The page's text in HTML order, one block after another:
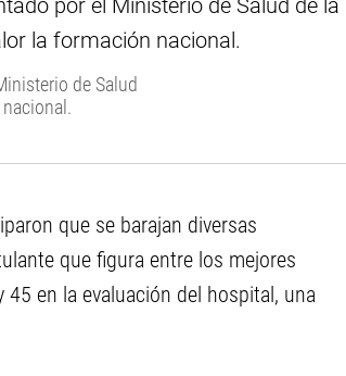
de Salud
que se barajan diversas
que figura entre los mejores
en la evaluación del hospital, una